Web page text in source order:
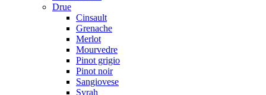
Drue
Cinsault
Grenache
Merlot
Mourvedre
Pinot grigio
Pinot noir
Sangiovese
Syrah